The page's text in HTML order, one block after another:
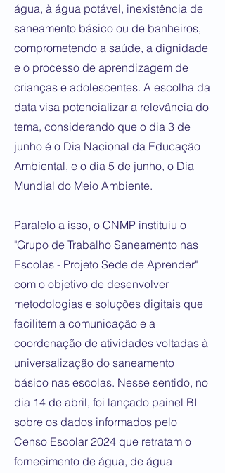
água, à água potável, inexistência de
saneamento básico ou de banheiros,
comprometendo a saúde, a dignidade
e o processo de aprendizagem de
crianças e adolescentes. A escolha da
data visa potencializar a relevância do
tema, considerando que o dia 3 de
junho é o Dia Nacional da Educação
Ambiental, e o dia 5 de junho, o Dia
Mundial do Meio Ambiente.
Paralelo a isso, o CNMP instituiu o
"Grupo de Trabalho Saneamento nas
Escolas - Projeto Sede de Aprender"
com o objetivo de desenvolver
metodologias e soluções digitais que
facilitem a comunicação e a
coordenação de atividades voltadas à
universalização do saneamento
básico nas escolas. Nesse sentido, no
dia 14 de abril, foi lançado painel BI
sobre os dados informados pelo
Censo Escolar 2024 que retratam o
fornecimento de água, de água